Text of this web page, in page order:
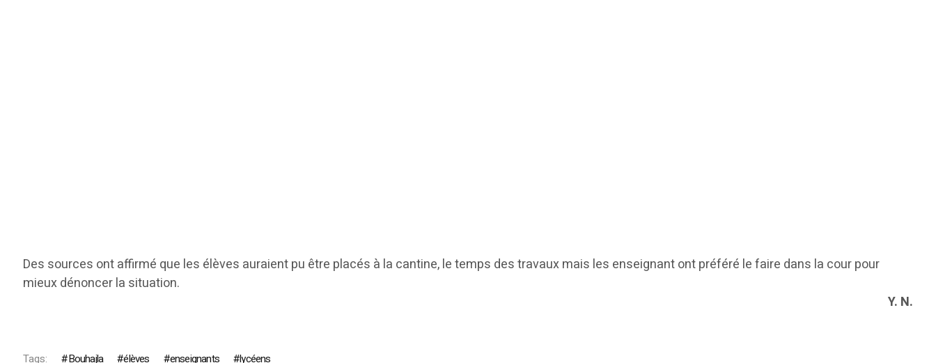
Des sources ont affirmé que les élèves auraient pu être placés à la cantine, le temps des travaux mais les enseignant ont préféré le faire dans la cour pour
mieux dénoncer la situation.
Y. N.
Tags: Bouhajla élèves enseignants lycéens